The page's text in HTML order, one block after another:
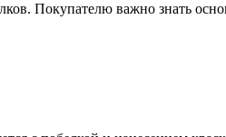
Покупателю важно знать